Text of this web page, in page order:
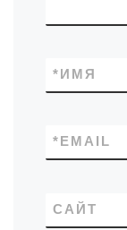
ИМЯ
*
EMAIL
*
САЙТ